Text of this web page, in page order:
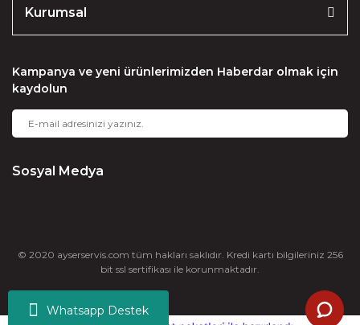
Whatsapp Destek
Kurumsal
Kampanya ve yeni ürünlerimizden Haberdar olmak için
kaydolun
Sosyal Medya
© 2020 ayserservis.com tüm hakları saklıdır. Kredi kartı bilgileriniz 256
bit ssl sertifikası ile korunmaktadır.